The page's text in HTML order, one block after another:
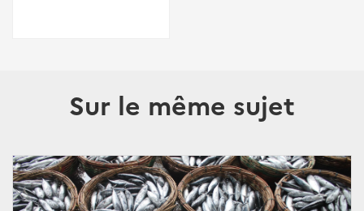
Sur le même sujet